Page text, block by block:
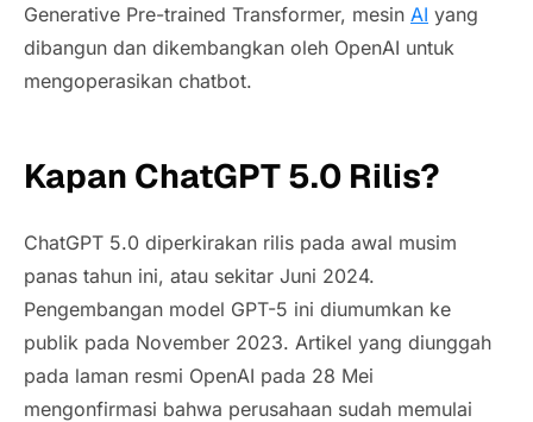
Generative Pre-trained Transformer, mesin AI yang
dibangun dan dikembangkan oleh OpenAI untuk
mengoperasikan chatbot.
Kapan ChatGPT 5.0 Rilis?
ChatGPT 5.0 diperkirakan rilis pada awal musim
panas tahun ini, atau sekitar Juni 2024.
Pengembangan model GPT-5 ini diumumkan ke
publik pada November 2023. Artikel yang diunggah
pada laman resmi OpenAI pada 28 Mei
mengonfirmasi bahwa perusahaan sudah memulai